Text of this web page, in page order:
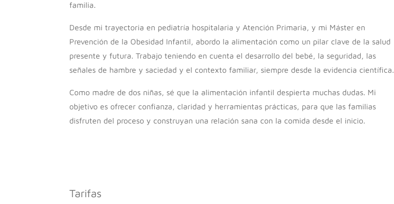
familia.
Desde mi trayectoria en pediatría hospitalaria y Atención Primaria, y mi Máster en
Prevención de la Obesidad Infantil, abordo la alimentación como un pilar clave de la salud
presente y futura. Trabajo teniendo en cuenta el desarrollo del bebé, la seguridad, las
señales de hambre y saciedad y el contexto familiar, siempre desde la evidencia científica.
Como madre de dos niñas, sé que la alimentación infantil despierta muchas dudas. Mi
objetivo es ofrecer confianza, claridad y herramientas prácticas, para que las familias
disfruten del proceso y construyan una relación sana con la comida desde el inicio.
Tarifas